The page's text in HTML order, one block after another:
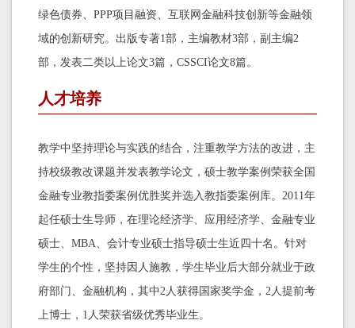
绿色债券、PPP项目融资、互联网金融科技创新等金融领
域的创新研究。 出版专著1部，主编教材3部，副主编2
部，发表二类以上论文3篇，CSSCI论文8篇。
人才培养
教学中坚持理论与实践的结合，注重教学方法的改进，主
持校级教改课题并发表教学论文，硕士教学案例荣获全国
金融专业教指委案例优胜奖并选入教指委案例库。2011年
起任硕士生导师，在理论经济学、应用经济学、金融专业
硕士、MBA、会计专业硕士指导硕士生近四十名。针对
学生的个性，坚持因人施教，学生毕业后大部分就业于政
府部门、金融机构，其中2人获得国家奖学金，2人提前考
上博士，1人荣获省级优秀毕业生。